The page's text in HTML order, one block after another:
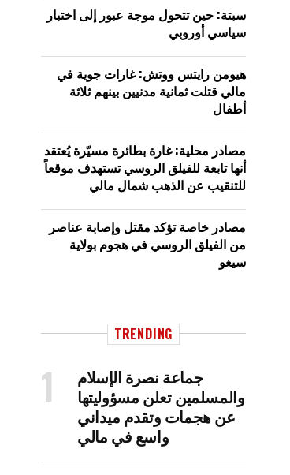
سبتة: حين تتحول موجة عبور إلى اختبار
سياسي أوروبي
هيومن رايتس ووتش: غارات جوية في
مالي قتلت ثمانية مدنيين بينهم ثلاثة
أطفال
مصادر محلية: غارة بطائرة مسيّرة يُعتقد
أنها تابعة للفيلق الروسي تستهدف موقعاً
للتنقيب عن الذهب شمال مالي
مصادر خاصة تؤكد مقتل وإصابة عناصر
من الفيلق الروسي في هجوم بولاية
سيغو
TRENDING
جماعة نصرة الإسلام
والمسلمين تعلن مسؤوليتها
عن هجمات وتقدم ميداني
واسع في مالي